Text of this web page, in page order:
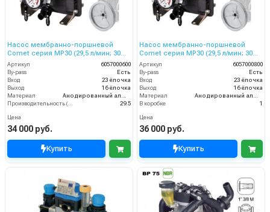
Насос мембранно-поршневой
Comet серия МР30 (29,5 л/мин; 30
бар) с шкивом d=292
Артикул
6057000600
By-pass
Есть
Вход
23 ёлочка
Выход
16 ёлочка
Материал
Анодированный алюминий
Производительность (л/мин)
29.5
Цена
34 000 руб.
Купить
Насос мембранно-поршневой
Comet серия МР30 (29,5 л/мин; 30
бар) с шкивом d=247
Артикул
6057000800
By-pass
Есть
Вход
23 ёлочка
Выход
16 ёлочка
Материал
Анодированный алюминий
В коробке
1
Цена
36 000 руб.
Купить